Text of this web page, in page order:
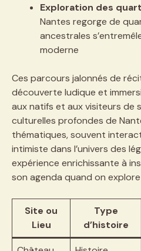
Exploration des
Nantes regorge de
ancestrales
moderne
Ces parcours jalonnés de
découverte ludique et
aux natifs et aux visiteurs de
culturelles profondes de
thématiques, souvent
intimiste dans l’univers des
expérience enrichissante à
son agenda quand on explore
Site ou
Lieu
Type
d’histoire